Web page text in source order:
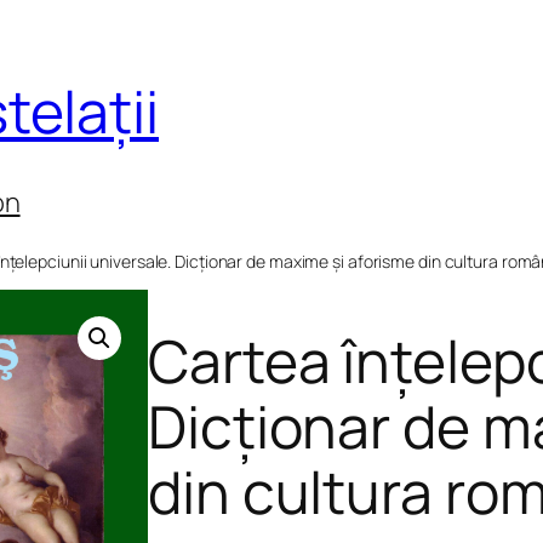
universale. Dicționar de maxime și aforisme din cultura
Cartea
Dicționar de
din cultura